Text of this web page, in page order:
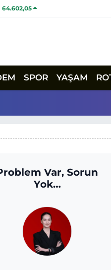
64.602,05
SPOR YAŞAM
Var, Sorun
Yok…